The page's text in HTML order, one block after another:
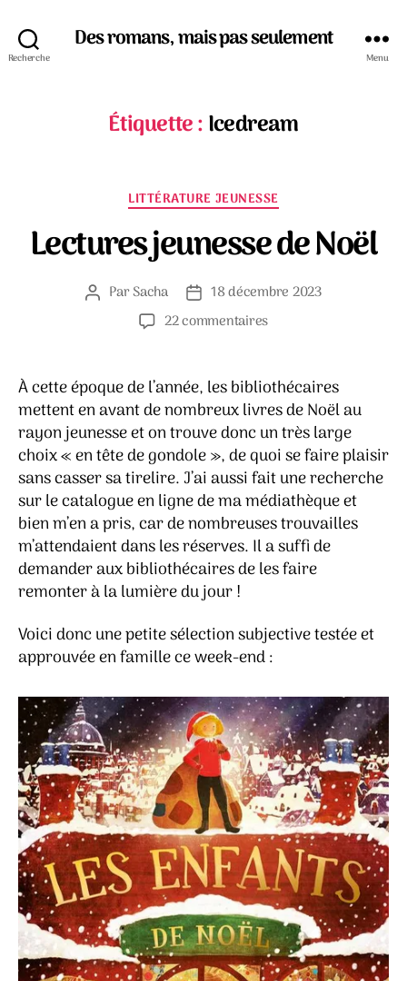
Recherche
Des romans, mais pas seulement
Menu
Étiquette :Icedream
Catégories
LITTÉRATURE JEUNESSE
Lectures jeunesse de Noël
Auteur
ParSacha
Date
de
l’article
18 décembre 2023
22 commentairessur
de
Noël
À cette époque de l’année, les bibliothécaires
mettent en avant de nombreux livres de Noël au
rayon jeunesse et on trouve donc un très large
choix « en tête de gondole », de quoi se faire plaisir
sans casser sa tirelire. J’ai aussi fait une recherche
sur le catalogue en ligne de ma médiathèque et
bien m’en a pris, car de nombreuses trouvailles
m’attendaient dans les réserves. Il a suffi de
demander aux bibliothécaires de les faire
remonter à la lumière du jour !
Voici donc une petite sélection subjective testée et
approuvée en famille ce week-end :